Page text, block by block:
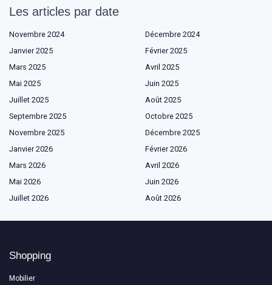
Les articles par date
Novembre 2024
Décembre 2024
Janvier 2025
Février 2025
Mars 2025
Avril 2025
Mai 2025
Juin 2025
Juillet 2025
Août 2025
Septembre 2025
Octobre 2025
Novembre 2025
Décembre 2025
Janvier 2026
Février 2026
Mars 2026
Avril 2026
Mai 2026
Juin 2026
Juillet 2026
Août 2026
Shopping
Mobilier